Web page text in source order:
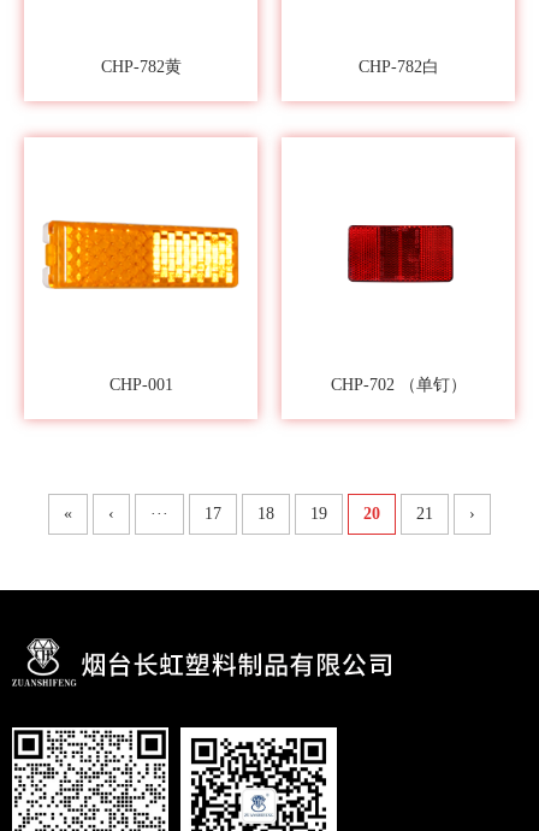
CHP-782黄 CHP-782白
CHP-001 CHP-702 （单钉）
« ‹ ··· 17 18 19 20 21 ›